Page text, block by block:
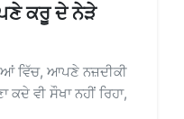
ਕਰੂ ਦੇ ਨੇੜੇ
ਵਿੱਚ, ਆਪਣੇ ਨਜ਼ਦੀਕੀ
ਕਦੇ ਵੀ ਸੌਖਾ ਨਹੀਂ ਰਿਹਾ,